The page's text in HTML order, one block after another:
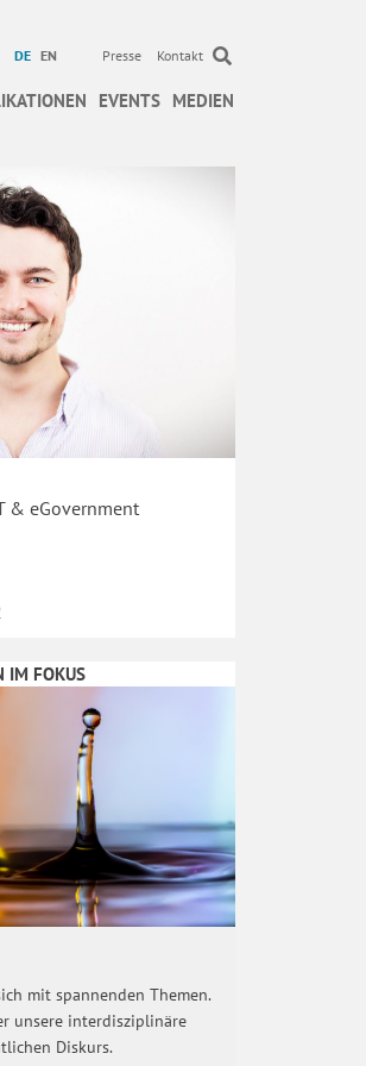
DE EN Presse Kontakt
EVENTS MEDIEN
& eGovernment
IM FOKUS
mit spannenden Themen.
unsere interdisziplinäre
Diskurs.